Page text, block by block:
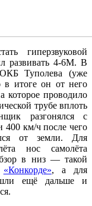
гиперзвуковой
развивать 4-6М. В
ОКБ Туполева (уже
в итоге он от него
которое проводило
трубе вплоть
разгонялся с
400 км/ч после чего
от земли. Для
нос самолёта
в низ — такой
«Конкорде», а для
ещё дальше и